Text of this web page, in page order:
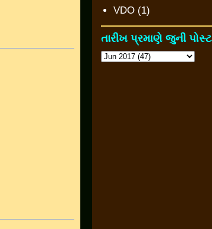
VDO (1)
તારીખ પ્રમાણે જુની પોસ્ટ